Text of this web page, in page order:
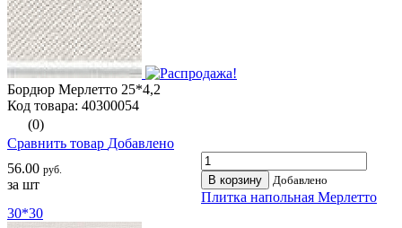
Бордюр Мерлетто 25*4,2
Код товара: 40300054
(0)
Сравнить товар Добавлено
56.00 руб.
за шт В корзину Добавлено
Плитка напольная Мерлетто
30*30